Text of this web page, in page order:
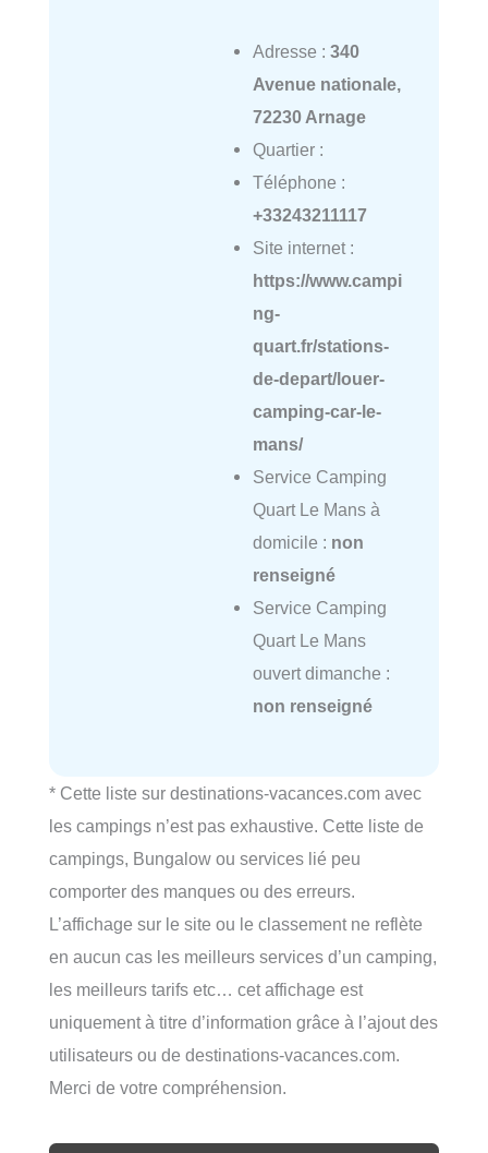
Adresse : 340
Avenue nationale,
72230 Arnage
Quartier :
Téléphone :
+33243211117
Site internet :
https://www.campi
ng-
quart.fr/stations-
de-depart/louer-
camping-car-le-
mans/
Service Camping
Quart Le Mans à
domicile : non
renseigné
Service Camping
Quart Le Mans
ouvert dimanche :
non renseigné
* Cette liste sur destinations-vacances.com avec
les campings n’est pas exhaustive. Cette liste de
campings, Bungalow ou services lié peu
comporter des manques ou des erreurs.
L’affichage sur le site ou le classement ne reflète
en aucun cas les meilleurs services d’un camping,
les meilleurs tarifs etc… cet affichage est
uniquement à titre d’information grâce à l’ajout des
utilisateurs ou de destinations-vacances.com.
Merci de votre compréhension.